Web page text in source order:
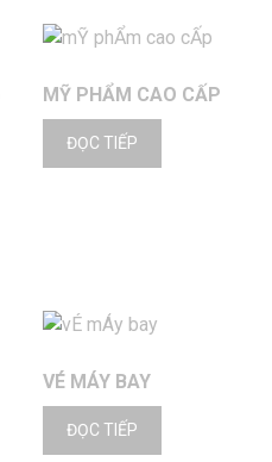
MỸ PHẨM CAO CẤP
ĐỌC TIẾP
VÉ MÁY BAY
ĐỌC TIẾP